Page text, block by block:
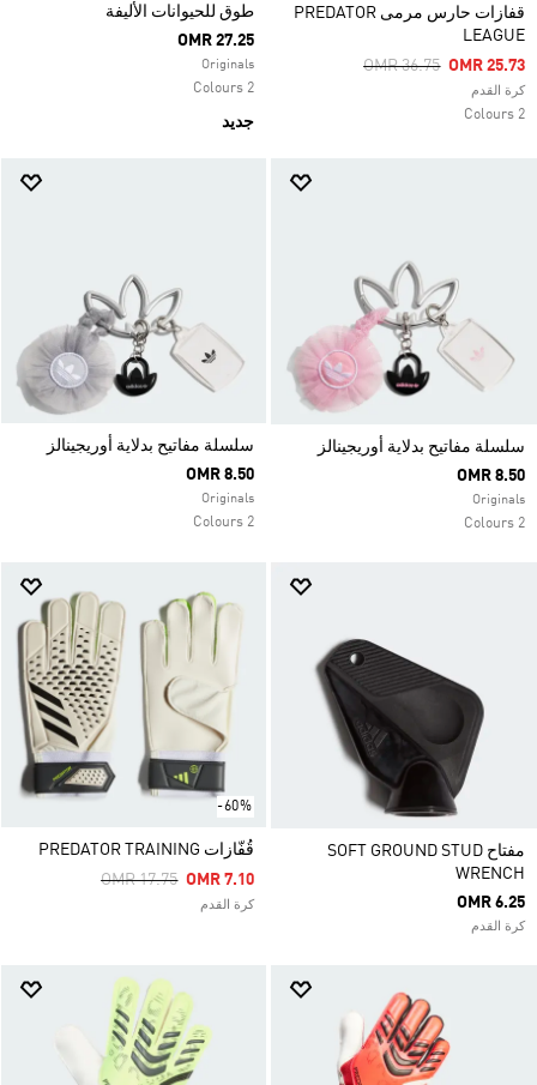
قفازات حارس مرمى PREDATOR
LEAGUE
Price Reduced From
OMR 36.75ToOMR 25.73
كرة القدم
2 Colours
طوق للحيوانات الأليفة
OMR 27.25
Originals
2 Colours
جديد
سلسلة مفاتيح بدلاية أوريجينالز
OMR 8.50
Originals
2 Colours
سلسلة مفاتيح بدلاية أوريجينالز
OMR 8.50
Originals
2 Colours
مفتاح SOFT GROUND STUD
WRENCH
OMR 6.25
كرة القدم
-60%
قُفّازات PREDATOR TRAINING
Price Reduced From
OMR 17.75ToOMR 7.10
كرة القدم